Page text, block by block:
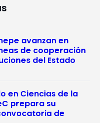
avanzan en
de cooperación
del Estado
en Ciencias de la
prepara su
de